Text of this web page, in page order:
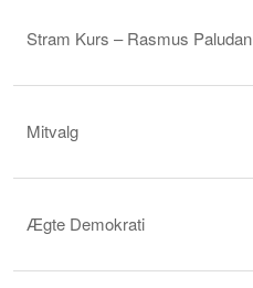
Stram Kurs – Rasmus Paludan
Mitvalg
Ægte Demokrati